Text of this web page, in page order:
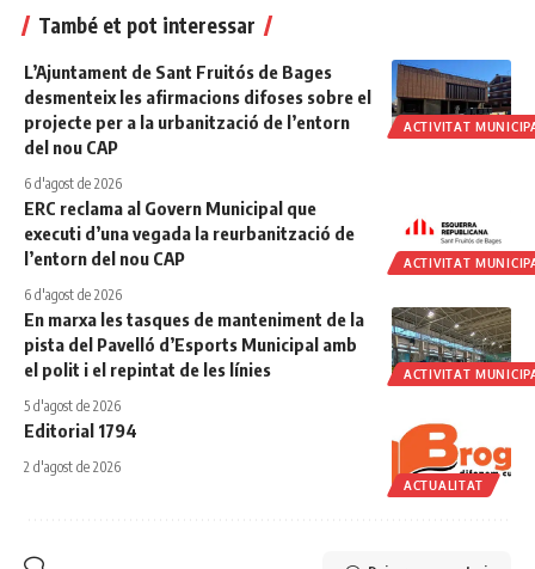
També et pot interessar
ACTIVITAT
L’Ajuntament de Sant Fruitós de Bages
desmenteix les afirmacions difoses sobre el
projecte per a la urbanització de l’entorn
del nou CAP
6 d'agost de 2026
ACTIVITAT
ERC reclama al Govern Municipal que
executi d’una vegada la reurbanització de
l’entorn del nou CAP
6 d'agost de 2026
ACTIVITAT
En marxa les tasques de manteniment de la
pista del Pavelló d’Esports Municipal amb
el polit i el repintat de les línies
5 d'agost de 2026
ACTUALITAT
Editorial 1794
2 d'agost de 2026